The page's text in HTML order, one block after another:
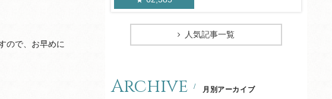
ので、お早めに
人気記事一覧
Archive 月別アーカイブ